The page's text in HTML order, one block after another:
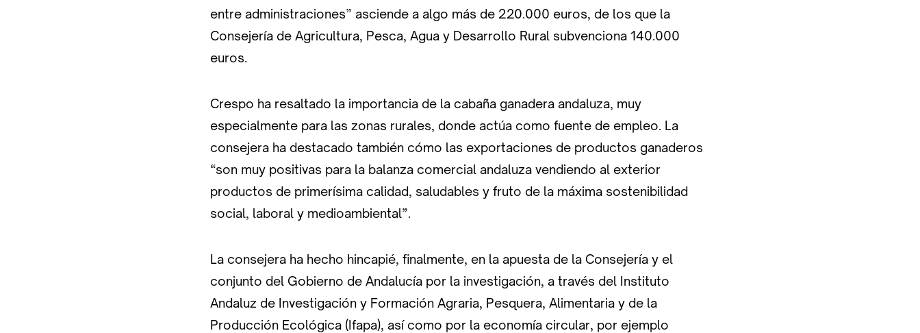
entre administraciones” asciende a algo más de 220.000 euros, de los que la
Consejería de Agricultura, Pesca, Agua y Desarrollo Rural subvenciona 140.000
euros.
Crespo ha resaltado la importancia de la cabaña ganadera andaluza, muy
especialmente para las zonas rurales, donde actúa como fuente de empleo. La
consejera ha destacado también cómo las exportaciones de productos ganaderos
“son muy positivas para la balanza comercial andaluza vendiendo al exterior
productos de primerísima calidad, saludables y fruto de la máxima sostenibilidad
social, laboral y medioambiental”.
La consejera ha hecho hincapié, finalmente, en la apuesta de la Consejería y el
conjunto del Gobierno de Andalucía por la investigación, a través del Instituto
Andaluz de Investigación y Formación Agraria, Pesquera, Alimentaria y de la
Producción Ecológica (Ifapa), así como por la economía circular, por ejemplo